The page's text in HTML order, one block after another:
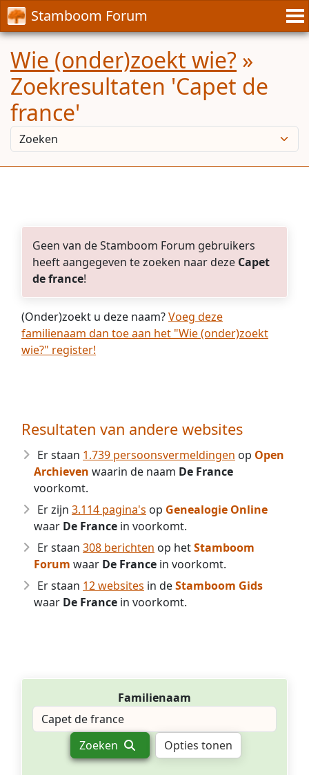
Stamboom Forum
Wie (onder)zoekt wie? »
Zoekresultaten 'Capet de
france'
Geen van de Stamboom Forum gebruikers
heeft aangegeven te zoeken naar deze Capet
de france!
(Onder)zoekt u deze naam?Voeg deze
familienaam dan toe aan het "Wie (onder)zoekt
wie?" register!
Resultaten van andere websites
Er staan 1.739 persoonsvermeldingen op Open
Archieven waarin de naam De France
voorkomt.
Er zijn 3.114 pagina's op Genealogie Online
waar De France in voorkomt.
Er staan 308 berichten op hetStamboom
Forum waar De France in voorkomt.
Er staan 12 websites in deStamboom Gids
waar De France in voorkomt.
Familienaam
Zoeken Opties tonen